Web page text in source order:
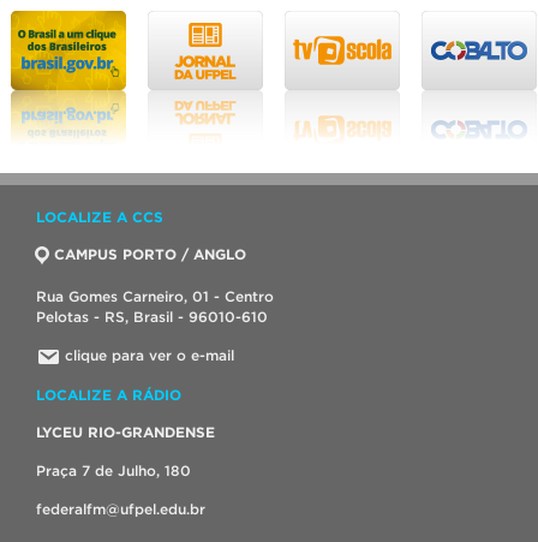
LOCALIZE A CCS
CAMPUS PORTO / ANGLO
Rua Gomes Carneiro, 01 - Centro
Pelotas - RS, Brasil - 96010-610
clique para ver o e-mail
LOCALIZE A RÁDIO
LYCEU RIO-GRANDENSE
Praça 7 de Julho, 180
federalfm@ufpel.edu.br